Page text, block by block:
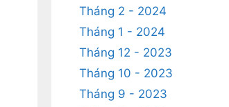
Tháng 2 - 2024
Tháng 1 - 2024
Tháng 12 - 2023
Tháng 10 - 2023
Tháng 9 - 2023